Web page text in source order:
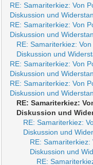
RE: Samariterkiez: Von
Diskussion und
RE: Samariterkiez: Von
Diskussion und
RE: Samariterkiez:
Diskussion und
RE: Samariterkiez: Von
Diskussion und
RE: Samariterkiez: Von
Diskussion und
RE: Samariterkiez:
Diskussion und
RE: Samariterkiez:
Diskussion und
RE:
Diskussion und
RE: